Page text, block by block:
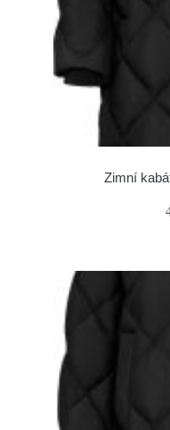
Zimní